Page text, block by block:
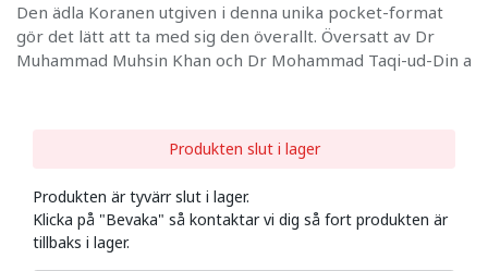
Den ädla Koranen utgiven i denna unika pocket-format
gör det lätt att ta med sig den överallt. Översatt av Dr
Muhammad Muhsin Khan och Dr Mohammad Taqi-ud-Din a
Produkten slut i lager
Produkten är tyvärr slut i lager.
Klicka på "Bevaka" så kontaktar vi dig så fort produkten är
tillbaks i lager.